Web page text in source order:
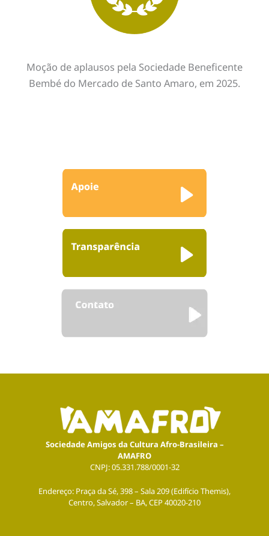
Moção de aplausos pela Sociedade Beneficente
Bembé do Mercado de Santo Amaro, em 2025.
Sociedade Amigos da Cultura Afro-Brasileira –
AMAFRO
CNPJ: 05.331.788/0001-32
Endereço: Praça da Sé, 398 – Sala 209 (Edifício Themis),
Centro, Salvador – BA, CEP 40020-210